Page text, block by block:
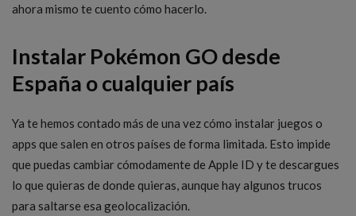
ahora mismo te cuento cómo hacerlo.
Instalar Pokémon GO desde
España o cualquier país
Ya te hemos contado más de una vez cómo instalar juegos o
apps que salen en otros países de forma limitada. Esto impide
que puedas cambiar cómodamente de Apple ID y te descargues
lo que quieras de donde quieras, aunque hay algunos trucos
para saltarse esa geolocalización.